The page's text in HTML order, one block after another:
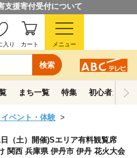
支援寄付受付について
検索
入り カート メニュー
まち一覧 特集 初心者ガイド
ベント・体験
（土）開催)Sエリア有料観覧席
関西 兵庫県 伊丹市 伊丹 花火大会